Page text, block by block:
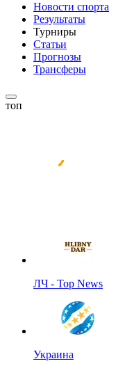
Новости спорта
Результаты
Турниры
Статьи
Прогнозы
Трансферы
топ
ЛЧ - Top News
Украина